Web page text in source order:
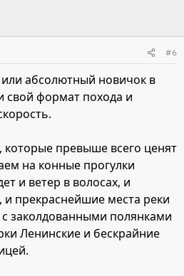
#6
абсолютный новичок в
свой формат похода и
которые превыше всего ценят
на конные прогулки
и ветер в волосах, и
прекраснейшие места реки
заколдованными полянками
Ленинские и бескрайние